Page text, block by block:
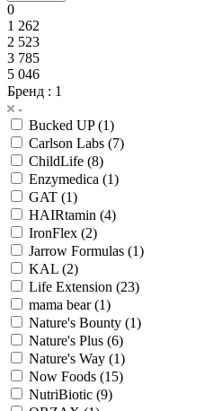
0
1 262
2 523
3 785
5 046
Бренд : 1
Bucked UP (1)
Carlson Labs (7)
ChildLife (8)
Enzymedica (1)
GAT (1)
HAIRtamin (4)
IronFlex (2)
Jarrow Formulas (1)
KAL (2)
Life Extension (23)
mama bear (1)
Nature's Bounty (1)
Nature's Plus (6)
Nature's Way (1)
Now Foods (15)
NutriBiotic (9)